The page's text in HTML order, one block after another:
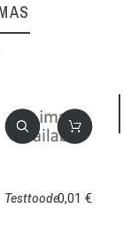
Testtoode0,01 €